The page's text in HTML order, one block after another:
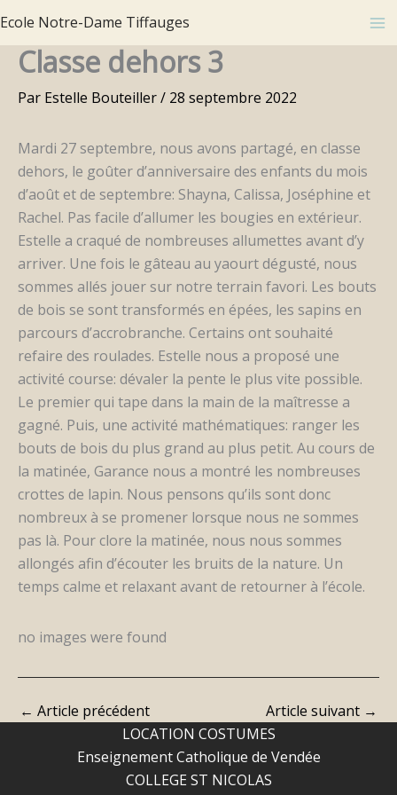
au
contenu
Ecole Notre-Dame Tiffauges
Classe dehors 3
Par Estelle Bouteiller/ 28 septembre 2022
Mardi 27 septembre, nous avons partagé, en classe
dehors, le goûter d’anniversaire des enfants du mois
d’août et de septembre: Shayna, Calissa, Joséphine et
Rachel. Pas facile d’allumer les bougies en extérieur.
Estelle a craqué de nombreuses allumettes avant d’y
arriver. Une fois le gâteau au yaourt dégusté, nous
sommes allés jouer sur notre terrain favori. Les bouts
de bois se sont transformés en épées, les sapins en
parcours d’accrobranche. Certains ont souhaité
refaire des roulades. Estelle nous a proposé une
activité course: dévaler la pente le plus vite possible.
Le premier qui tape dans la main de la maîtresse a
gagné. Puis, une activité mathématiques: ranger les
bouts de bois du plus grand au plus petit. Au cours de
la matinée, Garance nous a montré les nombreuses
crottes de lapin. Nous pensons qu’ils sont donc
nombreux à se promener lorsque nous ne sommes
pas là. Pour clore la matinée, nous nous sommes
allongés afin d’écouter les bruits de la nature. Un
temps calme et relaxant avant de retourner à l’école.
no images were found
← Article précédent Article suivant →
LOCATION COSTUMES
Enseignement Catholique de Vendée
COLLEGE ST NICOLAS